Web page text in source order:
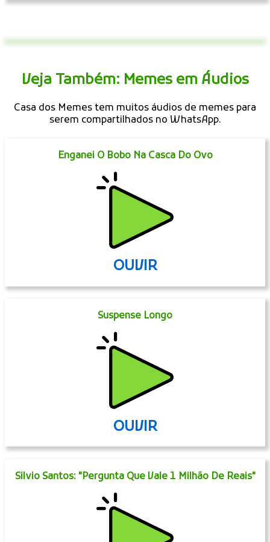
Veja Também: Memes em Áudios
Casa dos Memes tem muitos áudios de memes para
serem compartilhados no WhatsApp.
Enganei O Bobo Na Casca Do Ovo
OUVIR
Suspense Longo
OUVIR
Silvio Santos: "Pergunta Que Vale 1 Milhão De Reais"